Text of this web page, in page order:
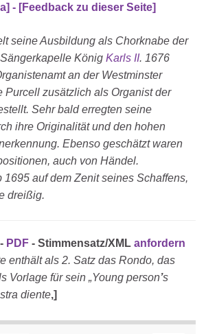
- [Feedback zu dieser Seite]
seine Ausbildung als Chorknabe der
König Karls II. 1676
an der Westminster
Purcell zusätzlich als Organist der
Sehr bald erregten seine
ihre Originalität und den hohen
Ebenso geschätzt waren
auch von Händel.
1695 auf dem Zenit seines Schaffens,
dreißig.
PDF - Stimmensatz/XML anfordern
enthält als 2. Satz das Rondo, das
Vorlage für sein „Young person’s
diente‚]